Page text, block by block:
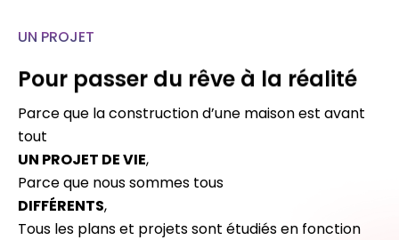
UN PROJET
Pour passer du rêve à la réalité
Parce que la construction d’une maison est avant
tout
UN PROJET DE VIE,
Parce que nous sommes tous
DIFFÉRENTS,
Tous les plans et projets sont étudiés en fonction